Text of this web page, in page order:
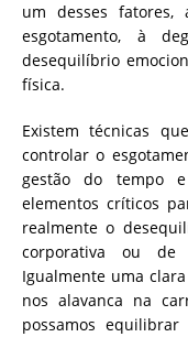
um desses
esgotamento, à
desequilíbrio
física.
Existem técnicas
controlar o
gestão do tempo
elementos críticos
realmente o
corporativa ou de
Igualmente uma
nos alavanca na
possamos